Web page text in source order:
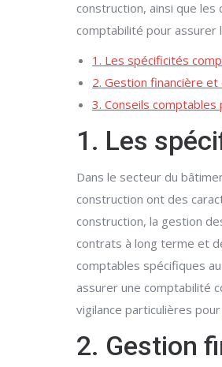
construction, ainsi que
comptabilité pour assurer
1. Les spécificités
2. Gestion financière
3. Conseils
1. Les
Dans le secteur du
construction ont des
construction, la gestion
contrats à long terme et
comptables spécifiques
assurer une comptabilité
vigilance particulières
2. Gestion